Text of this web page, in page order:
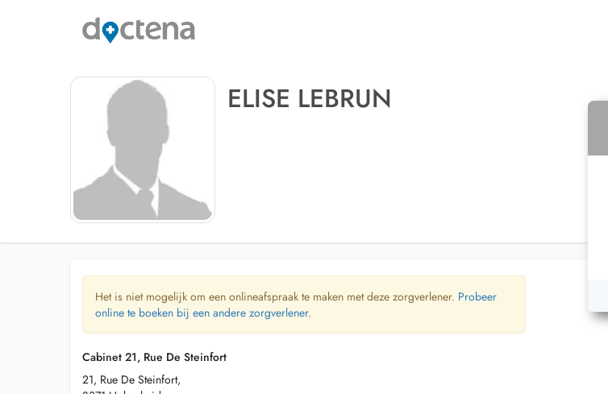
ELISE LEBRUN
Het is niet mogelijk om een onlineafspraak te maken met deze zorgverlener. Probeer
online te boeken bij een andere zorgverlener.
Cabinet 21, Rue De Steinfort
21, Rue De Steinfort,